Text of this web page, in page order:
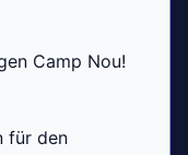
Camp Nou!
für den